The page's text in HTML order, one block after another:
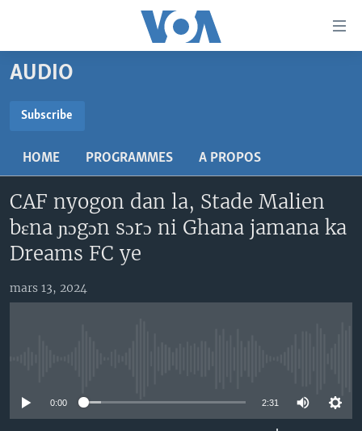
Menu
principal
navigation
principale
Retour
recherche
MALI KURA
RADIO
AN BA FO!
FARAFINA FOLI
Learning English
SUIVEZ-NOUS
AUDIO
Subscribe
HOME PROGRAMMES A PROPOS
CAF nyogon dan la, Stade Malien
bɛna ɲɔgɔn sɔrɔ ni Ghana jamana ka
Dreams FC ye
mars 13, 2024
0:00 2:31